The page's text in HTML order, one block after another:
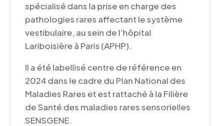
spécialisé dans la prise en charge des
pathologies rares affectant le système
vestibulaire, au sein de l’hôpital
Lariboisière à Paris (APHP).
Il a été labellisé centre de référence en
2024 dans le cadre du Plan National des
Maladies Rares et est rattaché à la Filière
de Santé des maladies rares sensorielles
SENSGENE.